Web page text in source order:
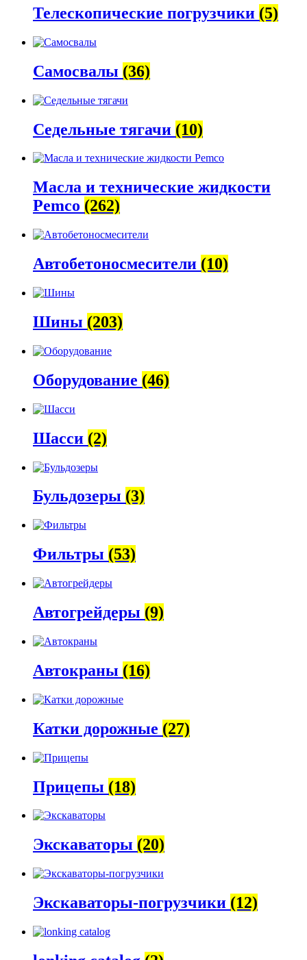
Телескопические погрузчики (5)
Самосвалы (36)
Седельные тягачи (10)
Масла и технические жидкости
Pemco (262)
Автобетоно­смесители (10)
Шины (203)
Оборудование (46)
Шасси (2)
Бульдозеры (3)
Фильтры (53)
Автогрейдеры (9)
Автокраны (16)
Катки дорожные (27)
Прицепы (18)
Экскаваторы (20)
Экскаваторы-погрузчики (12)